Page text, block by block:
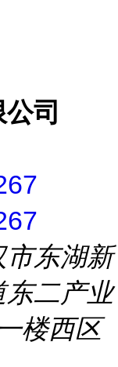
司
东湖新
二产业
楼西区